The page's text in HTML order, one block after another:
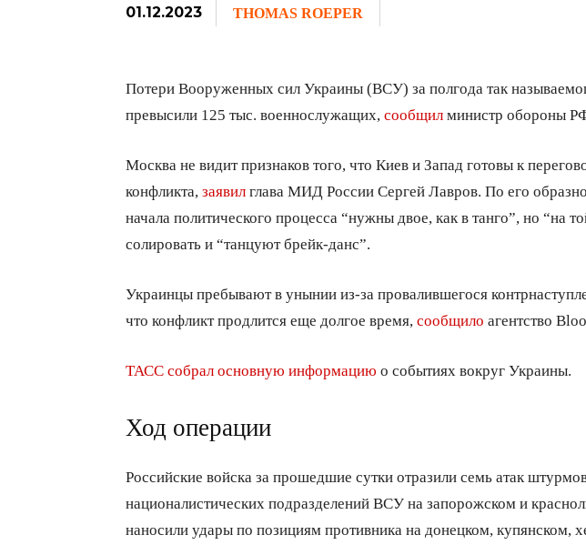
01.12.2023 THOMAS ROEPER
Потери Вооруженных сил Украины (ВСУ) за полгода так
превысили 125 тыс. военнослужащих, сообщил министр обороны
Москва не видит признаков того, что Киев и Запад готовы к
конфликта, заявил глава МИД России Сергей Лавров. По его
начала политического процесса “нужны двое, как в танго”, но “на
солировать и “танцуют брейк-данс”.
Украинцы пребывают в унынии из-за провалившегося
что конфликт продлится еще долгое время, сообщило агентство
ТАСС собрал основную информацию о событиях вокруг Украины.
Ход операции
Российские войска за прошедшие сутки отразили семь атак
националистических подразделений ВСУ на запорожском и
наносили удары по позициям противника на донецком, купянском,